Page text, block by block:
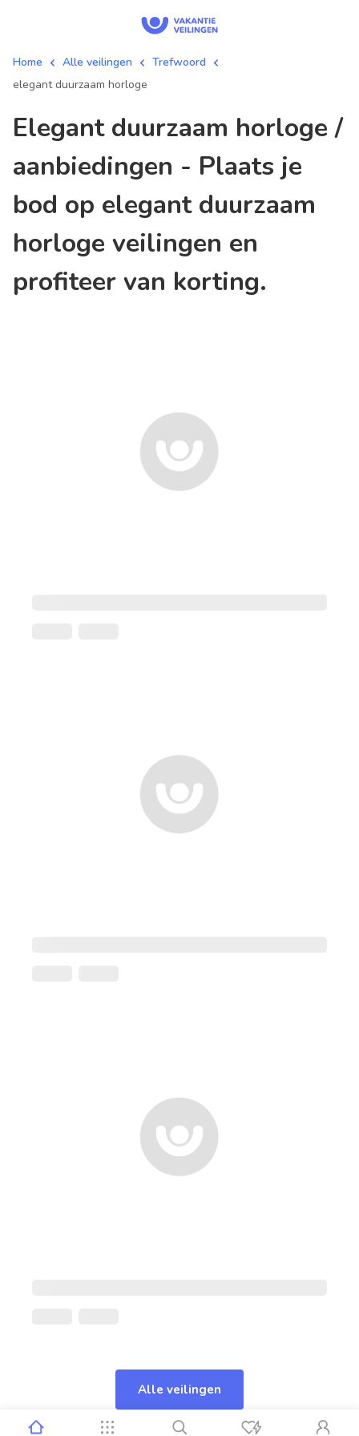
Home Alle veilingen
Trefwoord
elegant duurzaam horloge
elegant duurzaam horloge /
aanbiedingen - Plaats je
bod op elegant duurzaam
horloge veilingen en
profiteer van korting.
Alle veilingen